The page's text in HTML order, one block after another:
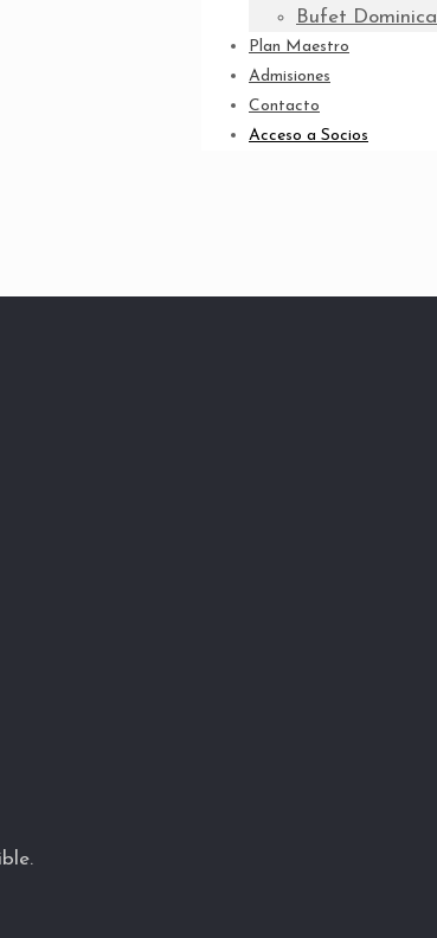
Bufet Dominical
Plan Maestro
Admisiones
Contacto
Acceso a Socios